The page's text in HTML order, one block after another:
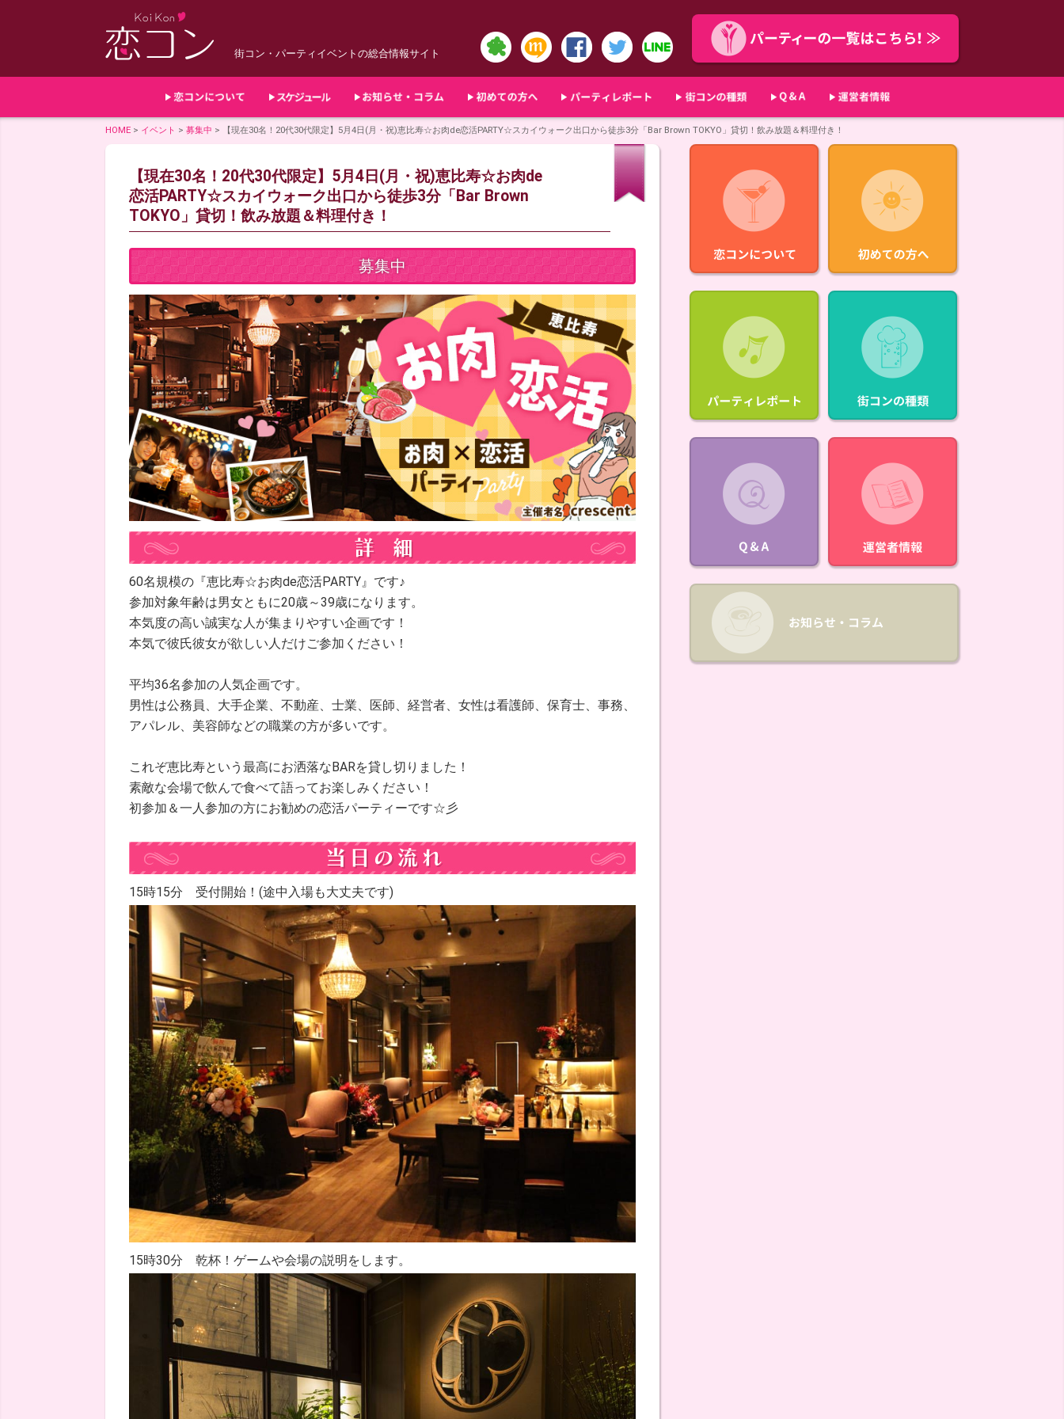
街コン・パーティイベントの総合情報サイト
HOME > イベント > 募集中 > 【現在30名！20代30代限定】5月4日(月・祝)恵比寿☆お肉de恋活PARTY☆スカイウォーク出口から徒歩3分「Bar Brown TOKYO」貸切！飲み放題＆料理付き！
【現在30名！20代30代限定】5月4日(月・祝)恵比寿☆お肉de
恋活PARTY☆スカイウォーク出口から徒歩3分「Bar Brown
TOKYO」貸切！飲み放題＆料理付き！
募集中
60名規模の『恵比寿☆お肉de恋活PARTY』です♪
参加対象年齢は男女ともに20歳～39歳になります。
本気度の高い誠実な人が集まりやすい企画です！
本気で彼氏彼女が欲しい人だけご参加ください！
平均36名参加の人気企画です。
男性は公務員、大手企業、不動産、士業、医師、経営者、女性は看護師、保育士、事務、
アパレル、美容師などの職業の方が多いです。
これぞ恵比寿という最高にお洒落なBARを貸し切りました！
素敵な会場で飲んで食べて語ってお楽しみください！
初参加＆一人参加の方にお勧めの恋活パーティーです☆彡
15時15分 受付開始！(途中入場も大丈夫です)
15時30分 乾杯！ゲームや会場の説明をします。